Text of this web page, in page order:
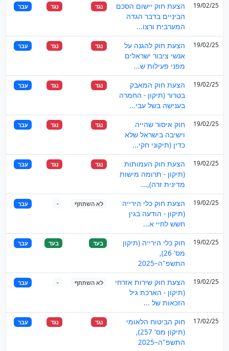
19/02/25
הצעת חוק יישום הסכם
הביניים בדבר הגדה
המערבית ורצו...
נגד נגד עבר
19/02/25
הצעת חוק להגנה על
אנשי ציבור ישראלים
מפני פעילות ש...
נגד נגד עבר
19/02/25
הצעת חוק המאבק
בטרור (תיקון - החמרה
בענישה בשל עבי...
נגד נגד עבר
19/02/25
חוק איסור שהייה
וישיבה בישראל שלא
כדין (תיקוני חקי...
נגד נגד עבר
19/02/25
הצעת חוק העמותות
(תיקון - תרומה מישות
מדינית זרה),...
נגד נגד עבר
19/02/25
הצעת חוק כלי הירייה
(תיקון - הודעה בגין
חשש לחיי א...
לא השתתף - עבר
19/02/25
חוק כלי הירייה (תיקון
מס' 26),
התשפ"ה–2025
בעד בעד עבר
19/02/25
הצעת חוק שירות אזרחי
(תיקון - הארכת גיל
הזכאות של ...
לא השתתף - עבר
17/02/25
חוק הביטוח הלאומי
(תיקון מס' 257),
התשפ"ה–2025
נגד נגד עבר